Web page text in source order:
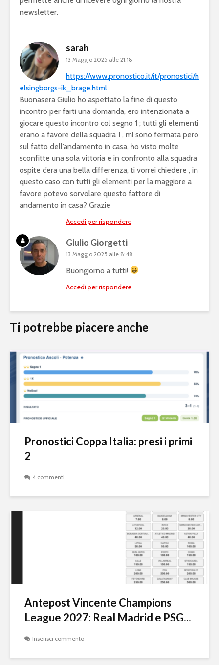
newsletter.
sarah
13 Maggio 2025 alle 21:18
https://www.pronostico.it/it/pronostici/h
elsingborgs-ik_brage.html
Buonasera Giulio ho aspettato la fine di questo
incontro per farti una domanda, ero intenzionata a
giocare questo incontro col segno 1 ; tutti gli elementi
erano a favore della squadra 1 , mi sono fermata pero
sul fatto dell’andamento in casa, ho visto molte
sconfitte una sola vittoria e in confronto alla squadra
ospite c’era una bella differenza, ti vorrei chiedere , in
questo caso con tutti gli elementi per la maggiore a
favore potevo sorvolare questo fattore di
andamento in casa? Grazie
Accedi per rispondere
Giulio Giorgetti
13 Maggio 2025 alle 8:48
Buongiorno a tutti!
Accedi per rispondere
Ti potrebbe piacere anche
Pronostici Coppa Italia: presi i primi
2
4 commenti
Antepost Vincente Champions
League 2027: Real Madrid e PSG...
Inserisci commento